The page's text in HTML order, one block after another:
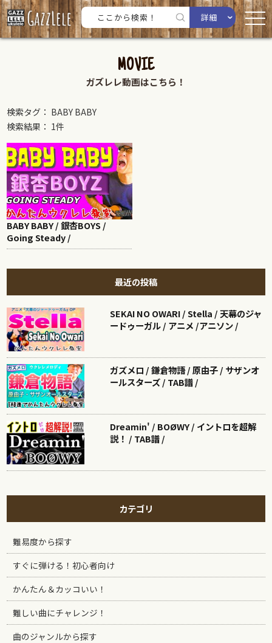
詳細
MOVIE
ガズレレ動画はこちら！
検索タグ： BABY BABY
検索結果： 1件
BABY BABY / 銀杏BOYS /
Going Steady /
最近の投稿
SEKAI NO OWARI / Stella / 天幕のジャ
ードゥーガル / アニメ /アニソン /
ガズメロ / 鎌倉物語 / 原由子 / サザンオ
ールスターズ / TAB譜 /
Dreamin' / BOØWY / イントロを超解
説！ / TAB譜 /
カテゴリ
難易度から探す
すぐに弾ける！初心者向け
かんたん＆カッコいい！
難しい曲にチャレンジ！
曲のジャンルから探す